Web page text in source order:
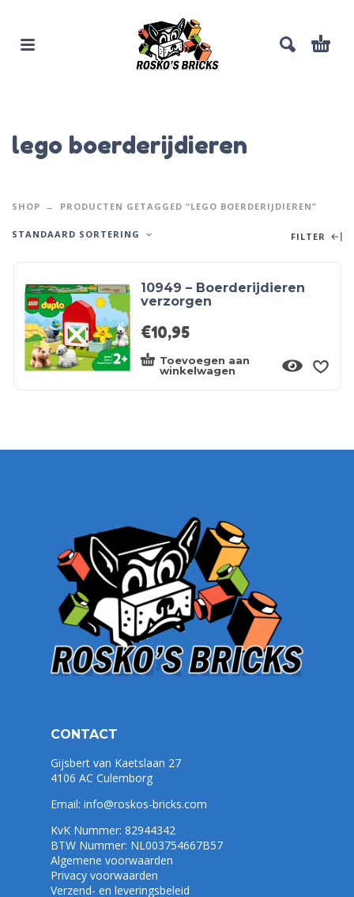
lego boerderijdieren
SHOP PRODUCTEN GETAGGED “LEGO BOERDERIJDIEREN”
STANDAARD SORTERING FILTER
10949 – Boerderijdieren
verzorgen
€10,95
Toevoegen aan
winkelwagen
CONTACT
Gijsbert van Kaetslaan 27
4106 AC Culemborg
Email: info@roskos-bricks.com
KvK Nummer: 82944342
BTW Nummer: NL003754667B57
Algemene voorwaarden
Privacy voorwaarden
Verzend- en leveringsbeleid